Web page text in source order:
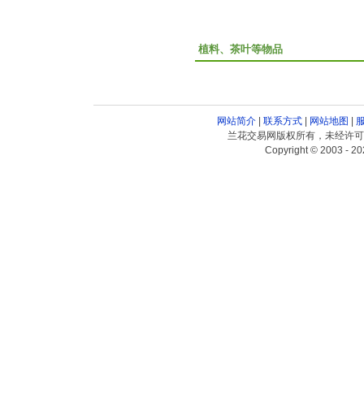
植料、茶叶等物品
网站简介| 联系方式| 网站地图 |
兰花交易网版权所有，未经许
Copyright © 2003 -